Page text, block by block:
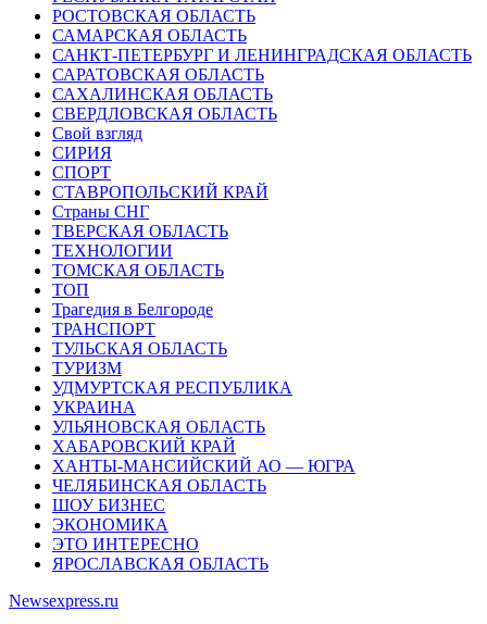
РОСТОВСКАЯ ОБЛАСТЬ
САМАРСКАЯ ОБЛАСТЬ
САНКТ-ПЕТЕРБУРГ И ЛЕНИНГРАДСКАЯ ОБЛАСТЬ
САРАТОВСКАЯ ОБЛАСТЬ
САХАЛИНСКАЯ ОБЛАСТЬ
СВЕРДЛОВСКАЯ ОБЛАСТЬ
Свой взгляд
СИРИЯ
СПОРТ
СТАВРОПОЛЬСКИЙ КРАЙ
Страны СНГ
ТВЕРСКАЯ ОБЛАСТЬ
ТЕХНОЛОГИИ
ТОМСКАЯ ОБЛАСТЬ
ТОП
Трагедия в Белгороде
ТРАНСПОРТ
ТУЛЬСКАЯ ОБЛАСТЬ
ТУРИЗМ
УДМУРТСКАЯ РЕСПУБЛИКА
УКРАИНА
УЛЬЯНОВСКАЯ ОБЛАСТЬ
ХАБАРОВСКИЙ КРАЙ
ХАНТЫ-МАНСИЙСКИЙ АО — ЮГРА
ЧЕЛЯБИНСКАЯ ОБЛАСТЬ
ШОУ БИЗНЕС
ЭКОНОМИКА
ЭТО ИНТЕРЕСНО
ЯРОСЛАВСКАЯ ОБЛАСТЬ
Newsexpress.ru